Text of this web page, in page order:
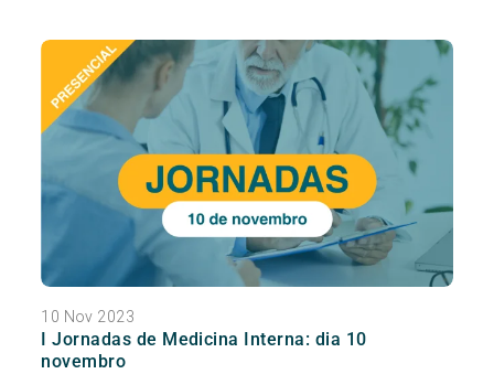
10 Nov 2023
I Jornadas de Medicina Interna: dia 10
novembro